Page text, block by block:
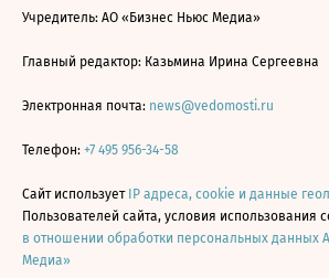
Учредитель: АО «Бизнес Ньюс Медиа»
Главный редактор: Казьмина Ирина Сергеевна
Электронная почта: news@vedomosti.ru
Телефон: +7 495 956-34-58
Сайт использует IP адреса, cookie и данные
Пользователей сайта, условия использования
в отношении обработки персональных данных
Медиа»